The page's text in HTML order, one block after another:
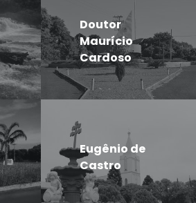
Doutor
Maurício
Cardoso
Eugênio de
Castro